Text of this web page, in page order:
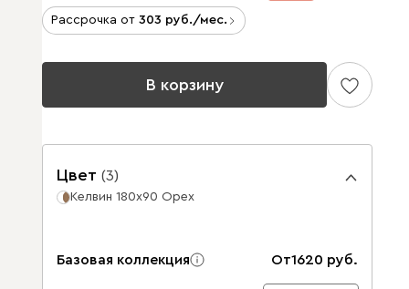
Рассрочка от 303 /мес.
В корзину
Цвет (3)
Келвин 180x90 Орех
Базовая коллекция От1620